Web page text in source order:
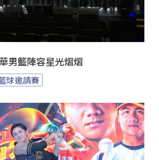
男籃陣容星光熠熠
球邀請賽